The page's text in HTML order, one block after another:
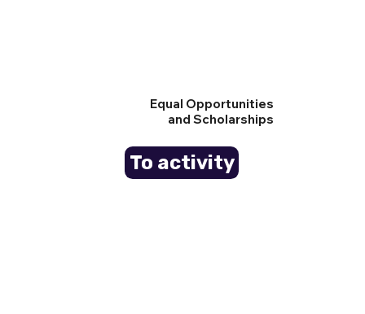
Equal Opportunities
and Scholarships
To activity